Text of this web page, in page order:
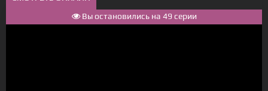
Вы остановились на 49 серии